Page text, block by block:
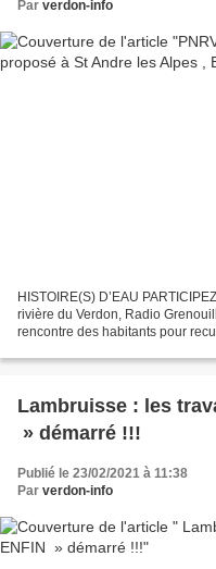
Par verdon-info
HISTOIRE(S) D’EAU
rivière du Verdon, Radio
rencontre des habitants pour
Lambruisse : les travaux de
» démarré !!!
Publié le 23/02/2021 à 11:38
Par verdon-info